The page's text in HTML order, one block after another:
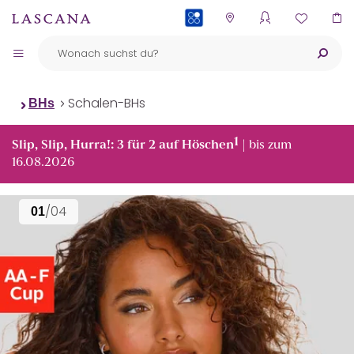
BHs Schalen-BHs
Slip, Slip, Hurra!: 3 für 2 auf Höschen1 | bis zum
16.08.2026
01/04